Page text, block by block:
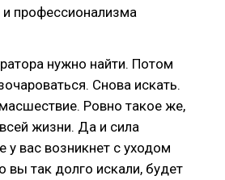
профессионализма
нужно найти. Потом
Снова искать.
Ровно такое же,
жизни. Да и сила
у вас возникнет с уходом
вы так долго искали, будет